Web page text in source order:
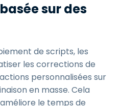
sur des
de scripts, les
les corrections de
personnalisées sur
en masse. Cela
le temps de